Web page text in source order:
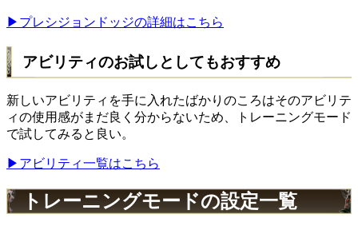
▶プレシジョンドッジの詳細はこちら
アビリティのお試しとしてもおすすめ
新しいアビリティを手に入れたばかりのころはそのアビリテ
ィの使用感がまだ良く分からないため、トレーニングモード
で試してみると良い。
▶アビリティ一覧はこちら
トレーニングモードの設定一覧